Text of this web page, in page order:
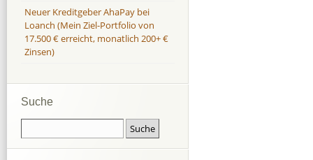
Neuer Kreditgeber AhaPay bei
Loanch (Mein Ziel-Portfolio von
17.500 € erreicht, monatlich 200+ €
Zinsen)
Suche